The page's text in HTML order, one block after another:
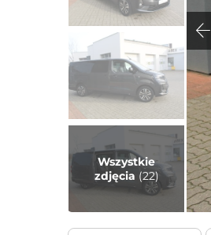
Wszystkie
zdjęcia (22)